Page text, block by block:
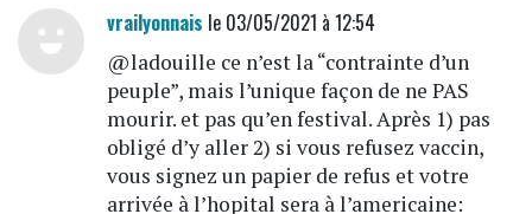
vrailyonnais le 03/05/2021 à 12:54
@ladouille ce n’est la “contrainte d’un
peuple”, mais l’unique façon de ne PAS
mourir. et pas qu’en festival. Après 1) pas
obligé d’y aller 2) si vous refusez vaccin,
vous signez un papier de refus et votre
arrivée à l’hopital sera à l’americaine: